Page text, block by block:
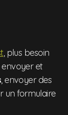
, plus besoin
et
, envoyer des
un formulaire